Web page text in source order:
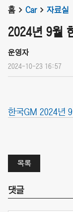
홈 Car 자료실
2024년 9월
운영자
2024-10-23 16:57
한국GM 2024년
목록
댓글